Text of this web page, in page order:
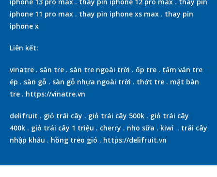
iphone 11 pro max . thay pin iphone xs max . thay pin
iphone x
Liên kết:
vinatre . sàn tre . sàn tre ngoài trời . ốp tre . tấm ván tre
ép . sàn gỗ . sàn gỗ nhựa ngoài trời . thớt tre . mặt bàn
tre . https://vinatre.vn
delifruit . giỏ trái cây . giỏ trái cây 500k . giỏ trái cây
400k . giỏ trái cây 1 triệu . cherry . nho sữa . kiwi . trái cây
nhập khẩu . hồng treo gió . https://delifruit.vn